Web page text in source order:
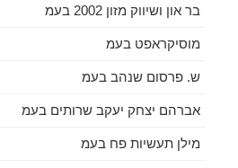
בר און ושיווק מזון 2002 בעמ
מוסיקראפט בעמ
ש. פרסום שנהב בעמ
אברהם יצחק יעקב שרותים בעמ
מילן תעשיות פח בעמ